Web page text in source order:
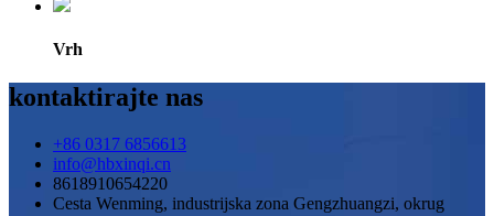
Vrh
kontaktirajte nas
+86 0317 6856613
info@hbxinqi.cn
8618910654220
Cesta Wenming, industrijska zona Gengzhuangzi, okrug